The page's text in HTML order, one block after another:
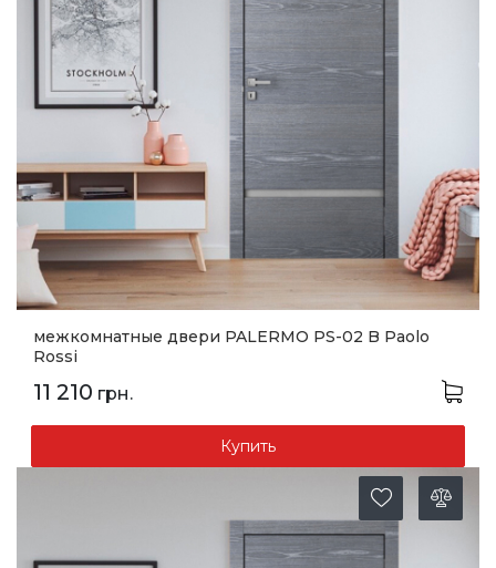
межкомнатные двери PALERMO PS-02 B Paolo
Rossi
11 210 грн.
Купить